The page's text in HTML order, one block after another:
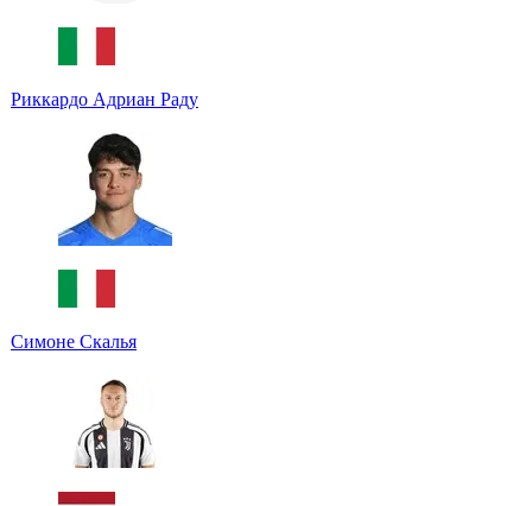
Риккардо Адриан Раду
Симоне Скалья